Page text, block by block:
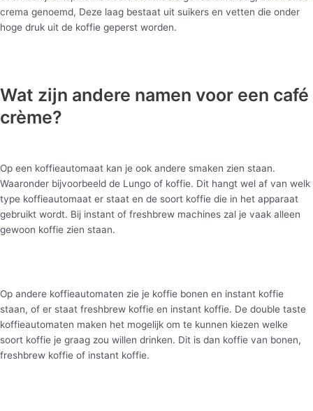
crema genoemd, Deze laag bestaat uit suikers en vetten die onder
hoge druk uit de koffie geperst worden.
Wat zijn andere namen voor een café
crème?
Op een koffieautomaat kan je ook andere smaken zien staan.
Waaronder bijvoorbeeld de Lungo of koffie. Dit hangt wel af van welk
type koffieautomaat er staat en de soort koffie die in het apparaat
gebruikt wordt. Bij instant of freshbrew machines zal je vaak alleen
gewoon koffie zien staan.
Op andere koffieautomaten zie je koffie bonen en instant koffie
staan, of er staat freshbrew koffie en instant koffie. De double taste
koffieautomaten maken het mogelijk om te kunnen kiezen welke
soort koffie je graag zou willen drinken. Dit is dan koffie van bonen,
freshbrew koffie of instant koffie.